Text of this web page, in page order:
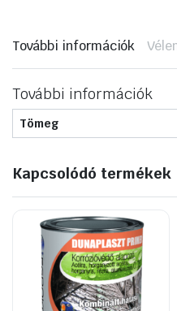
További információk
További információk
Tömeg
Kapcsolódó termékek